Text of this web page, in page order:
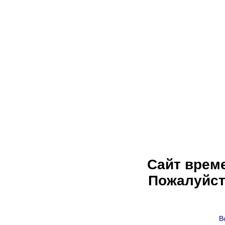
Сайт